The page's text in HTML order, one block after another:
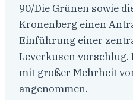
90/Die Grünen sowie
Kronenberg einen
Einführung einer
Leverkusen vorschlug.
mit großer Mehrheit
angenommen.